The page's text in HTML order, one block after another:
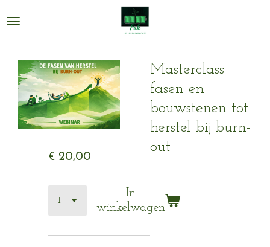
direct
hoofdinhoud
Masterclass
fasen en
bouwstenen tot
herstel bij burn-
out
€ 20,00
In
winkelwagen